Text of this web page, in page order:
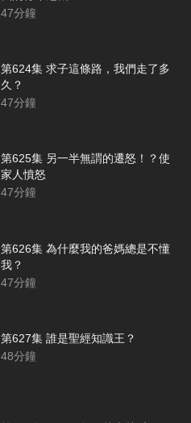
47分鐘
第624集 求子這條路，我們走了多
久？
47分鐘
第625集 另一半無謂的遷怒！？使
家人憤怒
47分鐘
第626集 為什麼我的爸媽總是不懂
我？
47分鐘
第627集 誰是聖經知識王？
48分鐘